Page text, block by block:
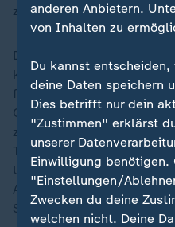
zutrifft.
Der Tscheche war wegen
klar Mittelstürmer Nummer
funktionierte aber nach
Oberschenkelproblemen
zehnten Spieltag elfmal
Treffer vor. Er ist das
Und wie Xhaka undFlorian
Alonsos Dreisatz
Stabilität. Mentalität.
anderen Anbietern.
von Inhalten zu
Du kannst
deine Daten speichern
Dies betrifft nur dein
"Zustimmen" erklärst
unserer
Einwilligung
"Einstellungen/
Zwecken du deine
welchen nicht. Deine